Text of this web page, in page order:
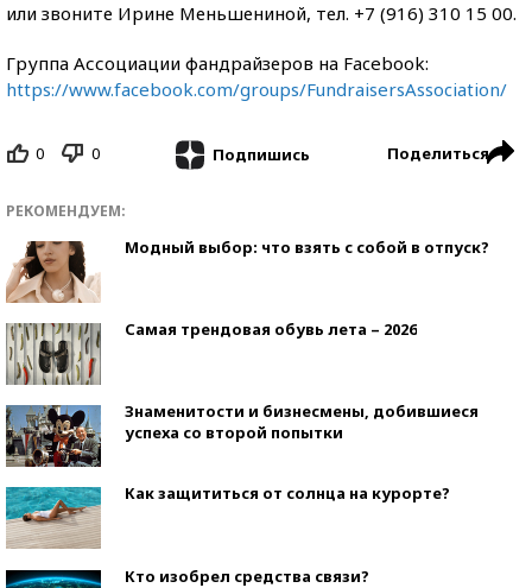
или звоните Ирине Меньшениной, тел. +7 (916) 310 15 00.
Группа Ассоциации фандрайзеров на Facebook:
https://www.facebook.com/groups/FundraisersAssociation/
0 0 Подпишись Поделиться
РЕКОМЕНДУЕМ:
Модный выбор: что взять с собой в отпуск?
Самая трендовая обувь лета – 2026
Знаменитости и бизнесмены, добившиеся
успеха со второй попытки
Как защититься от солнца на курорте?
Кто изобрел средства связи?